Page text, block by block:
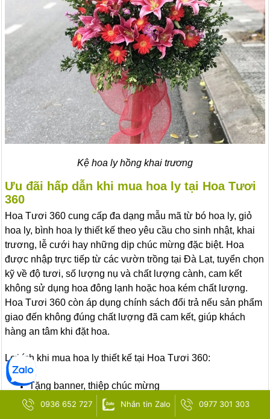
Kệ hoa ly hồng khai trương
Ưu đãi hấp dẫn khi mua hoa ly tại Hoa Tươi
360
Hoa Tươi 360 cung cấp đa dạng mẫu mã từ bó hoa ly, giỏ
hoa ly, bình hoa ly thiết kế theo yêu cầu cho sinh nhật, khai
trương, lễ cưới hay những dịp chúc mừng đặc biệt. Hoa
được nhập trực tiếp từ các vườn trồng tại Đà Lạt, tuyển chọn
kỹ về độ tươi, số lượng nụ và chất lượng cành, cam kết
không sử dụng hoa đông lạnh hoặc hoa kém chất lượng.
Hoa Tươi 360 còn áp dụng chính sách đổi trả nếu sản phẩm
giao đến không đúng chất lượng đã cam kết, giúp khách
hàng an tâm khi đặt hoa.
Lợi ích khi mua hoa ly thiết kế tại Hoa Tươi 360:
Tặng banner, thiệp chúc mừng
Tặng voucher trị giá 50k cho khách hàng đặt bó hoa ly
0936 652 727 Nhắn tin Zalo 0977 301 303